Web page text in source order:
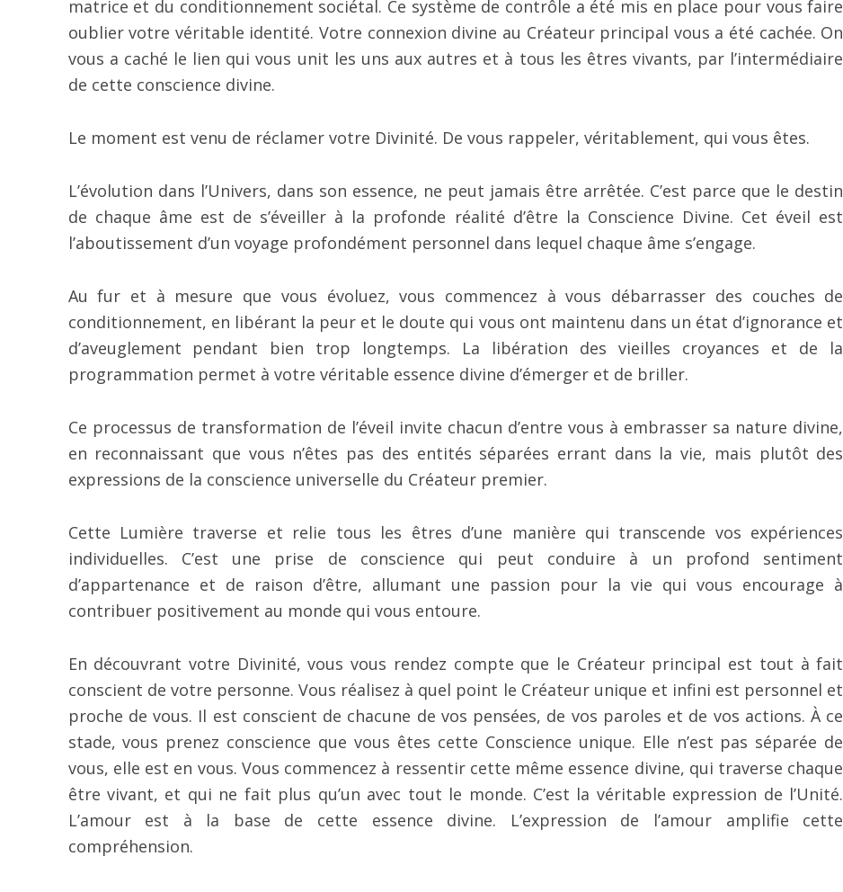
matrice et du conditionnement sociétal. Ce système de contrôle a été mis en place pour vous faire
oublier votre véritable identité. Votre connexion divine au Créateur principal vous a été cachée. On
vous a caché le lien qui vous unit les uns aux autres et à tous les êtres vivants, par l’intermédiaire
de cette conscience divine.
Le moment est venu de réclamer votre Divinité. De vous rappeler, véritablement, qui vous êtes.
L’évolution dans l’Univers, dans son essence, ne peut jamais être arrêtée. C’est parce que le destin
de chaque âme est de s’éveiller à la profonde réalité d’être la Conscience Divine. Cet éveil est
l’aboutissement d’un voyage profondément personnel dans lequel chaque âme s’engage.
Au fur et à mesure que vous évoluez, vous commencez à vous débarrasser des couches de
conditionnement, en libérant la peur et le doute qui vous ont maintenu dans un état d’ignorance et
d’aveuglement pendant bien trop longtemps. La libération des vieilles croyances et de la
programmation permet à votre véritable essence divine d’émerger et de briller.
Ce processus de transformation de l’éveil invite chacun d’entre vous à embrasser sa nature divine,
en reconnaissant que vous n’êtes pas des entités séparées errant dans la vie, mais plutôt des
expressions de la conscience universelle du Créateur premier.
Cette Lumière traverse et relie tous les êtres d’une manière qui transcende vos expériences
individuelles. C’est une prise de conscience qui peut conduire à un profond sentiment
d’appartenance et de raison d’être, allumant une passion pour la vie qui vous encourage à
contribuer positivement au monde qui vous entoure.
En découvrant votre Divinité, vous vous rendez compte que le Créateur principal est tout à fait
conscient de votre personne. Vous réalisez à quel point le Créateur unique et infini est personnel et
proche de vous. Il est conscient de chacune de vos pensées, de vos paroles et de vos actions. À ce
stade, vous prenez conscience que vous êtes cette Conscience unique. Elle n’est pas séparée de
vous, elle est en vous. Vous commencez à ressentir cette même essence divine, qui traverse chaque
être vivant, et qui ne fait plus qu’un avec tout le monde. C’est la véritable expression de l’Unité.
L’amour est à la base de cette essence divine. L’expression de l’amour amplifie cette
compréhension.